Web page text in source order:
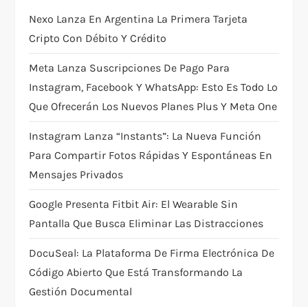
a
t
i
o
n
Nexo Lanza En Argentina La Primera Tarjeta
Cripto Con Débito Y Crédito
Meta Lanza Suscripciones De Pago Para
Instagram, Facebook Y WhatsApp: Esto Es Todo Lo
Que Ofrecerán Los Nuevos Planes Plus Y Meta One
Instagram Lanza “Instants”: La Nueva Función
Para Compartir Fotos Rápidas Y Espontáneas En
Mensajes Privados
Google Presenta Fitbit Air: El Wearable Sin
Pantalla Que Busca Eliminar Las Distracciones
DocuSeal: La Plataforma De Firma Electrónica De
Código Abierto Que Está Transformando La
Gestión Documental